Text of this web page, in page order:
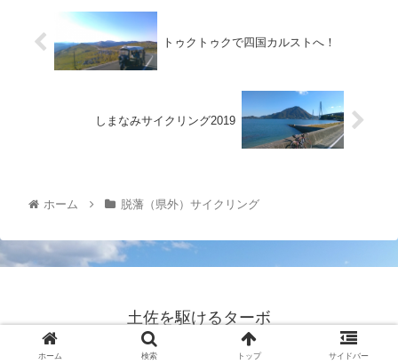
トゥクトゥクで四国カルストへ！
しまなみサイクリング2019
ホーム 脱藩（県外）サイクリング
土佐を駆けるターボ
© 2017 土佐を駆けるターボ.
ホーム 検索 トップ サイドバー